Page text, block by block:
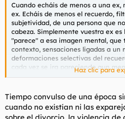
Cuando echáis de menos a una ex,
ex. Echáis de menos el recuerdo,
subjetividad, de una persona que
cabeza. Simplemente vuestra ex es
"parece" a esa imagen mental,
contexto, sensaciones ligadas a
deformaciones selectivas del
cada vez se ira pareciendo aun
recuerdo y la memoria cambian,
diferirá mas de esa imagen, hasta
convertido en alguien que
Haz clic para
Tiempo convulso de una época
cuando no existían ni las